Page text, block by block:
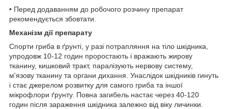
• Перед додаванням до робочого розчину препарат
рекомендується збовтати.
Механізм дії препарату
Спорти гриба в ґрунті, у разі потрапляння на тіло шкідника,
упродовж 10-12 годин проростають і вражають жирову
тканину, кишковий тракт, паралізують нервову систему,
м'язову тканину та органи дихання. Унаслідок шкідників гинуть
і стає джерелом розвитку для самого гриба та іншої
мікрофлори ґрунту. Повна загибель настає через 40-120
годин після зараження шкідника залежно від віку личинки.